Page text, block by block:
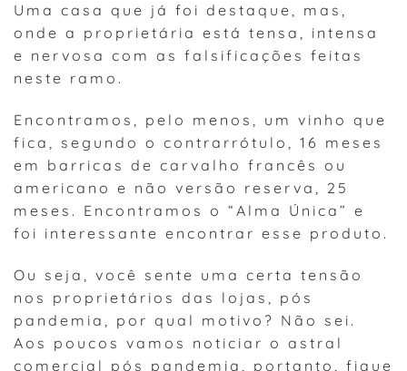
Uma casa que já foi destaque, mas,
onde a proprietária está tensa, intensa
e nervosa com as falsificações feitas
neste ramo.
Encontramos, pelo menos, um vinho que
fica, segundo o contrarrótulo, 16 meses
em barricas de carvalho francês ou
americano e não versão reserva, 25
meses. Encontramos o “Alma Única” e
foi interessante encontrar esse produto.
Ou seja, você sente uma certa tensão
nos proprietários das lojas, pós
pandemia, por qual motivo? Não sei.
Aos poucos vamos noticiar o astral
comercial pós pandemia, portanto, fique